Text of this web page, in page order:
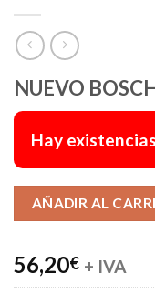
NUEVO
Hay existencias
AÑADIR AL
56,20€ + IVA